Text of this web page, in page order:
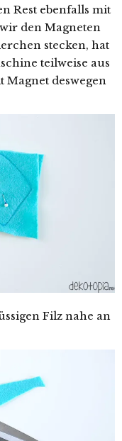
Rest ebenfalls mit
den Magneten
stecken, hat
teilweise aus
Magnet deswegen
Filz nahe an